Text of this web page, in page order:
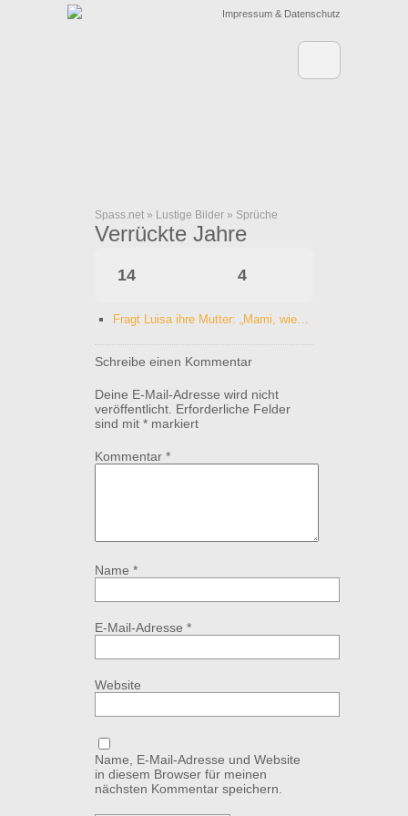
Impressum & Datenschutz
Spass.net » Lustige Bilder » Sprüche
Verrückte Jahre
14 4
Fragt Luisa ihre Mutter: „Mami, wie…
Schreibe einen Kommentar
Deine E-Mail-Adresse wird nicht
veröffentlicht. Erforderliche Felder
sind mit * markiert
Kommentar *
Name *
E-Mail-Adresse *
Website
Name, E-Mail-Adresse und Website
in diesem Browser für meinen
nächsten Kommentar speichern.